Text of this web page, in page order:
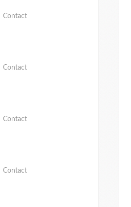
Contact
Contact
Contact
Contact